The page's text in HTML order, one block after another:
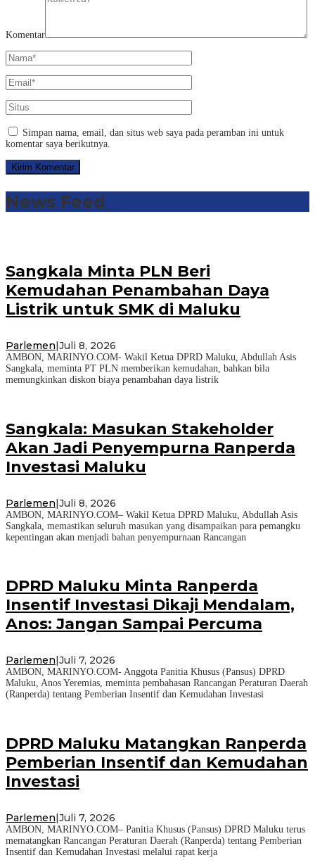
Komentar
Simpan nama, email, dan situs web saya pada peramban ini untuk
komentar saya berikutnya.
News Feed
Sangkala Minta PLN Beri
Kemudahan Penambahan Daya
Listrik untuk SMK di Maluku
Parlemen Juli 8, 2026
AMBON, MARINYO.COM- Wakil Ketua DPRD Maluku, Abdullah Asis
Sangkala, meminta PT PLN memberikan kemudahan, bahkan bila
memungkinkan diskon biaya penambahan daya listrik
Sangkala: Masukan Stakeholder
Akan Jadi Penyempurna Ranperda
Investasi Maluku
Parlemen|Juli 8, 2026
AMBON, MARINYO.COM– Wakil Ketua DPRD Maluku, Abdullah Asis
Sangkala, memastikan seluruh masukan yang disampaikan para pemangku
kepentingan akan menjadi bahan penyempurnaan Rancangan
DPRD Maluku Minta Ranperda
Insentif Investasi Dikaji Mendalam,
Anos: Jangan Sampai Percuma
Parlemen Juli 7, 2026
AMBON, MARINYO.COM- Anggota Panitia Khusus (Pansus) DPRD
Maluku, Anos Yeremias, meminta pembahasan Rancangan Peraturan Daerah
(Ranperda) tentang Pemberian Insentif dan Kemudahan Investasi
DPRD Maluku Matangkan Ranperda
Pemberian Insentif dan Kemudahan
Investasi
Parlemen|Juli 7, 2026
AMBON, MARINYO.COM– Panitia Khusus (Pansus) DPRD Maluku terus
mematangkan Rancangan Peraturan Daerah (Ranperda) tentang Pemberian
Insentif dan Kemudahan Investasi melalui rapat kerja